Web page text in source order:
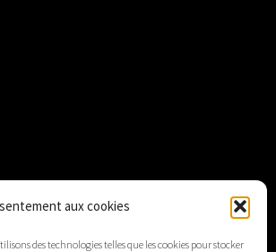
aux cookies
des technologies telles que les cookies pour stocker